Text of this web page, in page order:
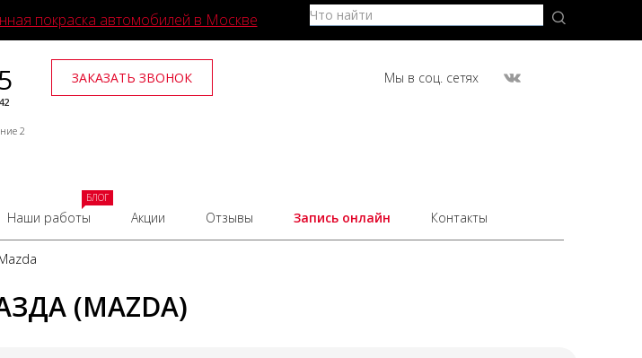
покраска автомобилей в Москве
2
ЗАКАЗАТЬ ЗВОНОК Мы в соц. сетях
Наши работы
БЛОГ
Акции Отзывы Запись онлайн Контакты
(MAZDA)